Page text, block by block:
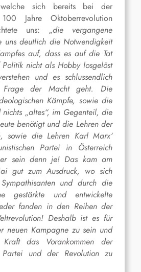
sich bereits bei der
Jahre Oktoberrevolution
uns: „die vergangene
uns deutlich die Notwendigkeit
auf, dass es auf die Tat
nicht als Hobby losgelöst
und es schlussendlich
der Macht geht. Die
Kämpfe, sowie die
nichts „altes“, im Gegenteil, die
benötigt und die Lehren der
sowie die Lehren Karl Marx‘
Partei in Österreich
sein denn je! Das kam am
gut zum Ausdruck, wo sich
und durch die
gestärkte und entwickelte
fanden in den Reihen der
Deshalb ist es für
neuen Kampagne zu sein und
das Vorankommen der
Partei und der Revolution zu